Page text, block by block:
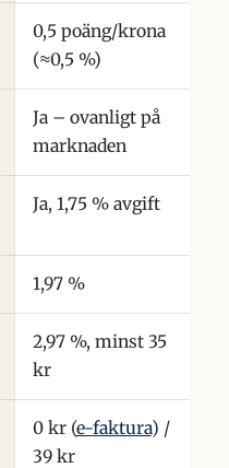
0,5 poäng/krona
(≈0,5 %)
Ja – ovanligt på
marknaden
Ja, 1,75 % avgift
1,97 %
2,97 %, minst 35
kr
0 kr (e-faktura) /
39 kr